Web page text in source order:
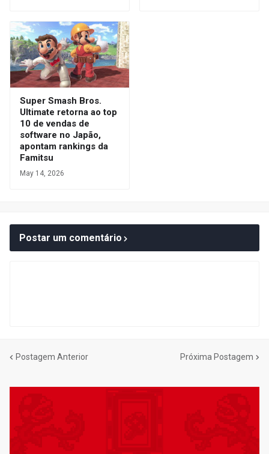
Super Smash Bros.
Ultimate retorna ao top
10 de vendas de
software no Japão,
apontam rankings da
Famitsu
May 14, 2026
Postar um comentário
Postagem Anterior Próxima Postagem